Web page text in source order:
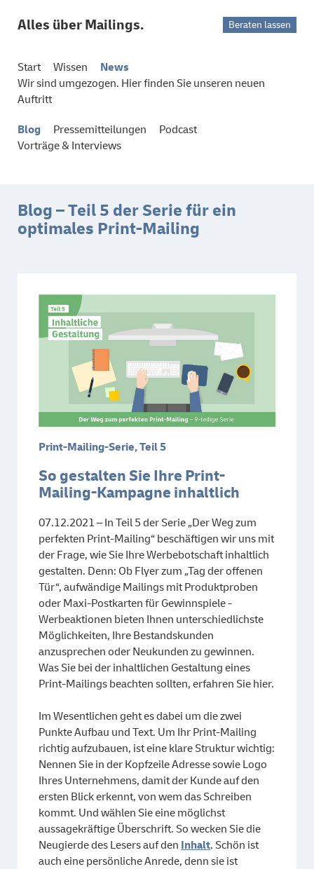
Alles über Mailings. Beraten lassen
Start Wissen
News
Wir sind umgezogen. Hier finden Sie unseren neuen
Auftritt
Blog Pressemitteilungen
Podcast
Vorträge & Interviews
Blog – Teil 5 der Serie für ein
optimales Print-Mailing
Print-Mailing-Serie, Teil 5
So gestalten Sie Ihre Print-
Mailing-Kampagne inhaltlich
07.12.2021 – In Teil 5 der Serie „Der Weg zum
perfekten Print-Mailing“ beschäftigen wir uns mit
der Frage, wie Sie Ihre Werbebotschaft inhaltlich
gestalten. Denn: Ob Flyer zum „Tag der offenen
Tür“, aufwändige Mailings mit Produktproben
oder Maxi-Postkarten für Gewinnspiele -
Werbeaktionen bieten Ihnen unterschiedlichste
Möglichkeiten, Ihre Bestandskunden
anzusprechen oder Neukunden zu gewinnen.
Was Sie bei der inhaltlichen Gestaltung eines
Print-Mailings beachten sollten, erfahren Sie hier.
Im Wesentlichen geht es dabei um die zwei
Punkte Aufbau und Text. Um Ihr Print-Mailing
richtig aufzubauen, ist eine klare Struktur wichtig:
Nennen Sie in der Kopfzeile Adresse sowie Logo
Ihres Unternehmens, damit der Kunde auf den
ersten Blick erkennt, von wem das Schreiben
kommt. Und wählen Sie eine möglichst
aussagekräftige Überschrift. So wecken Sie die
Neugierde des Lesers auf den Inhalt. Schön ist
auch eine persönliche Anrede, denn sie ist